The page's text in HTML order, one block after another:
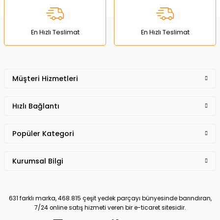
Ürün fiyatı diğer sitelerden daha pahalı.
Bu ürüne benzer farklı alternatifler olmalı.
En Hızlı Teslimat En Hızlı Teslimat
631 farklı marka, 468.815 çeşit yedek parçayı bünyesinde barındıran,
7/24 online satış hizmeti veren bir e-ticaret sitesidir.
Müşteri Hizmetleri
Hızlı Bağlantı
Popüler Kategori
Kurumsal Bilgi